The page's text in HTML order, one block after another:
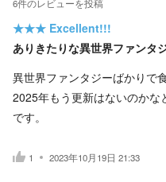
6件のレビューを投稿
★★★ Excellent!!!
ありきたりな異世界ファンタ
異世界ファンタジーばかりで
2025年もう更新はないのか
です。
1 2023年10月19日 21:33